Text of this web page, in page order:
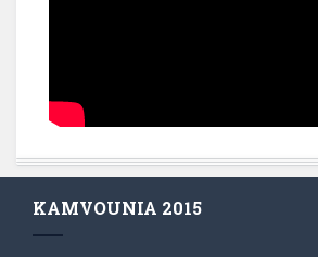
KAMVOUNIA 2015